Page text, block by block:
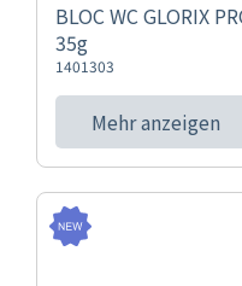
BLOC WC GLORIX
35g
1401303
Mehr anzeigen